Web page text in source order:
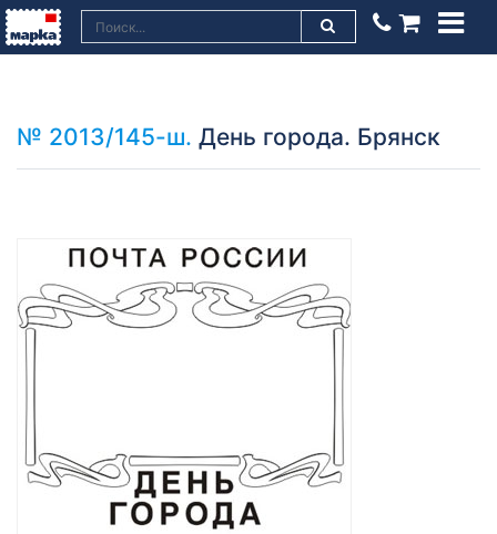
№ 2013/145-ш. День города. Брянск